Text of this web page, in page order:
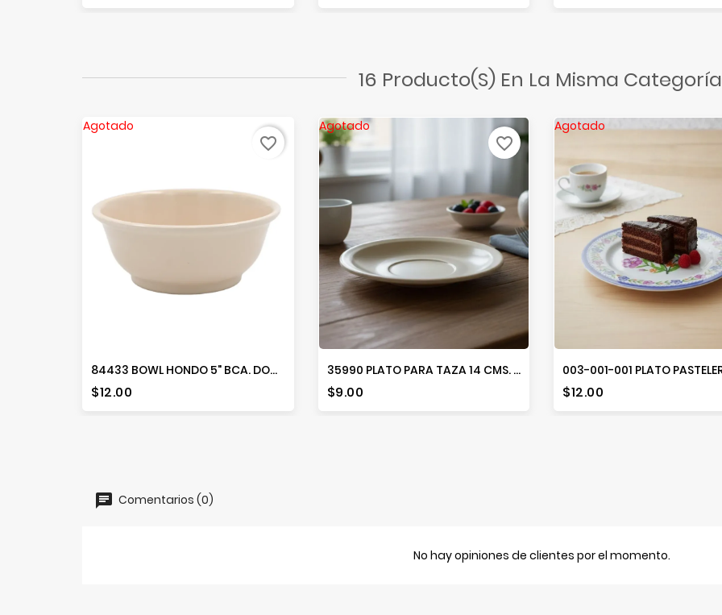
16 Producto(s) En La Misma
Agotado
84433 BOWL HONDO 5" BCA. DOMESTICA
Precio
$12.00
favorite_border
Agotado
35990 PLATO PARA TAZA 14 CMS. MELAMINA ARENA V-6
Precio
$9.00
favorite_border
Agotado
Precio
$12.00
Comentarios (0)
No hay opiniones de clientes por el momento.